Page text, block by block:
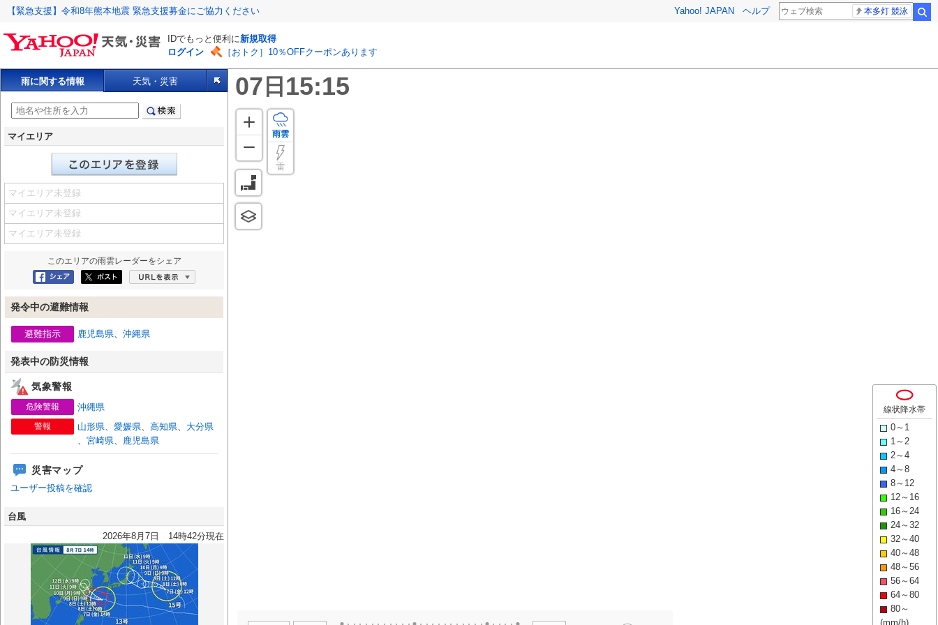
【緊急支援】令和8年熊本地震 緊急支援募金にご協力ください Yahoo! JAPAN ヘルプ 本多灯 競泳
IDでもっと便利に新規取得
ログイン
［おトク］10％OFFクーポンあります
雨に関する情報 天気・災害
マイエリア
マイエリア未登録
マイエリア未登録
マイエリア未登録
このエリアの雨雲レーダーをシェア
Facebookにシェア
ポスト
発令中の避難情報
避難指示 鹿児島県、 沖縄県
発表中の防災情報
気象警報
危険警報 沖縄県
警報 山形県、 愛媛県、 高知県、 大分県
、 宮崎県、 鹿児島県
災害マップ
ユーザー投稿を確認
台風
2026年8月7日 14時42分現在
雨雲
雷
07 日 15:15
線状降水帯
0～1
1～2
2～4
4～8
8～12
12～16
16～24
24～32
32～40
40～48
48～56
56～64
64～80
80～
(mm/h)